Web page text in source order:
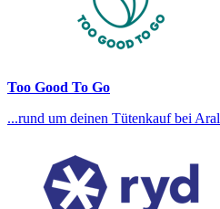
Too Good To Go
...rund um deinen Tütenkauf bei Aral